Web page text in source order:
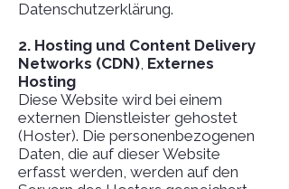
Datenschutzerklärung.
2. Hosting und Content Delivery
Networks (CDN), Externes
Hosting
Diese Website wird bei einem
externen Dienstleister gehostet
(Hoster). Die personenbezogenen
Daten, die auf dieser Website
erfasst werden, werden auf den